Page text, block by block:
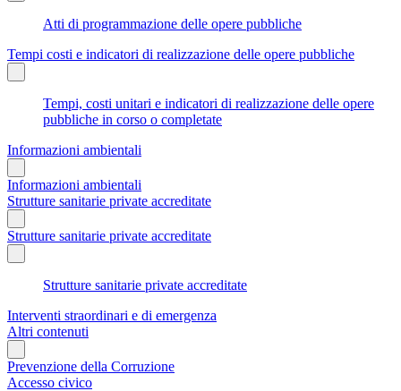
Atti di programmazione delle opere pubbliche
Tempi costi e indicatori di realizzazione delle opere pubbliche
Tempi, costi unitari e indicatori di realizzazione delle opere
pubbliche in corso o completate
Informazioni ambientali
Informazioni ambientali
Strutture sanitarie private accreditate
Strutture sanitarie private accreditate
Strutture sanitarie private accreditate
Interventi straordinari e di emergenza
Altri contenuti
Prevenzione della Corruzione
Accesso civico